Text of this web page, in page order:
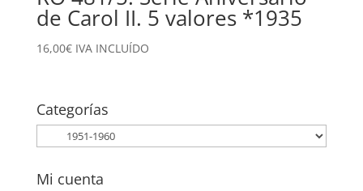
de Carol II. 5 valores *1935
16,00€ IVA INCLUÍDO
Categorías
Mi cuenta